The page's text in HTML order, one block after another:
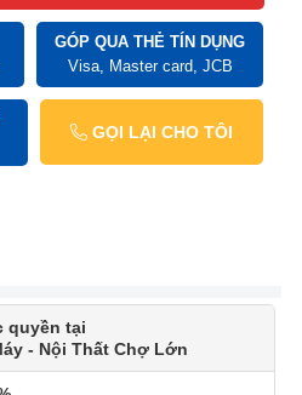
GÓP QUA THẺ TÍN DỤNG
Visa, Master card, JCB
GỌI LẠI CHO TÔI
quyền tại
- Nội Thất Chợ Lớn